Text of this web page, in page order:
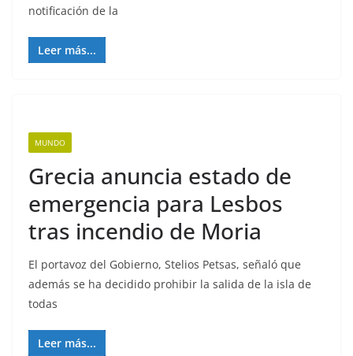
notificación de la
Leer más...
MUNDO
Grecia anuncia estado de
emergencia para Lesbos
tras incendio de Moria
El portavoz del Gobierno, Stelios Petsas, señaló que
además se ha decidido prohibir la salida de la isla de
todas
Leer más...